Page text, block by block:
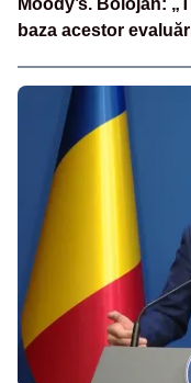
Moody’s. Bolojan:
baza acestor